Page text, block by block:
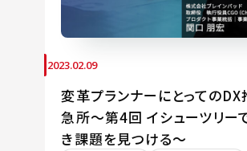
2023.02.09
変革プランナーにとってのDX
急所〜第4回 イシューツリー
き課題を見つける〜